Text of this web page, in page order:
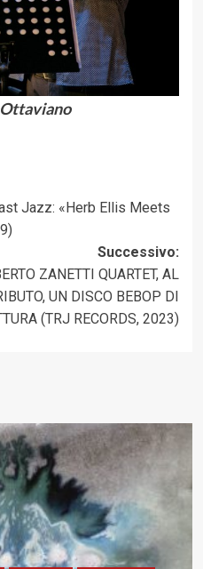
Jazz: «Herb Ellis Meets
Successivo:
ZANETTI QUARTET, AL
UN DISCO BEBOP DI
(TRJ RECORDS, 2023)